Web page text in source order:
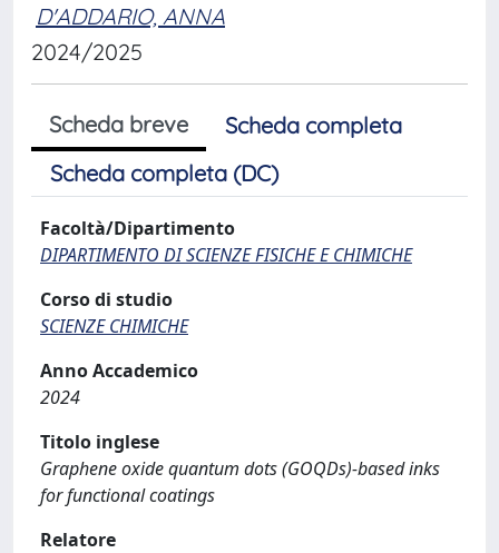
D'ADDARIO, ANNA
2024/2025
Scheda breve
Scheda completa
Scheda completa (DC)
Facoltà/Dipartimento
DIPARTIMENTO DI SCIENZE FISICHE E CHIMICHE
Corso di studio
SCIENZE CHIMICHE
Anno Accademico
2024
Titolo inglese
Graphene oxide quantum dots (GOQDs)-based inks
for functional coatings
Relatore